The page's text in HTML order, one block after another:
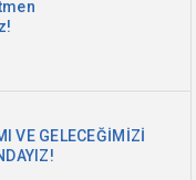
VE GELECEĞİMİZİ